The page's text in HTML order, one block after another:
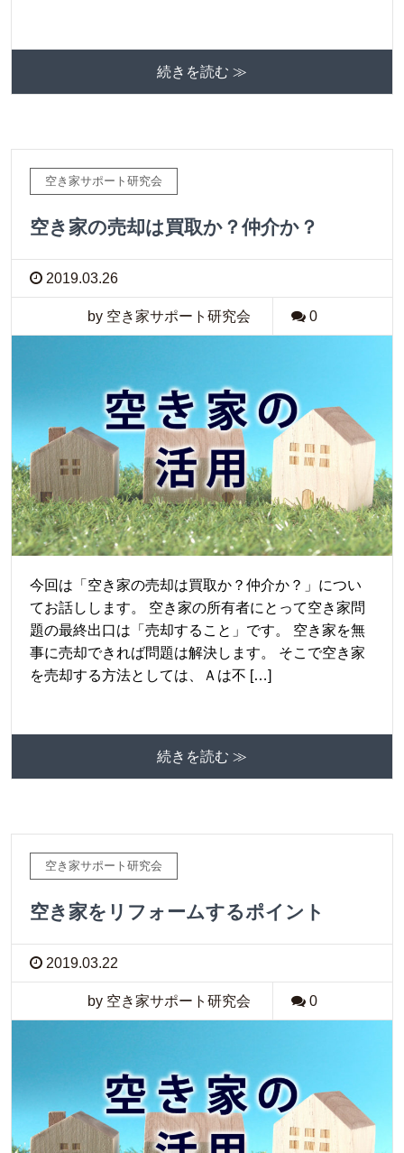
続きを読む ≫
空き家サポート研究会
空き家の売却は買取か？仲介か？
2019.03.26
by 空き家サポート研究会 0
今回は「空き家の売却は買取か？仲介か？」につい
てお話しします。 空き家の所有者にとって空き家問
題の最終出口は「売却すること」です。 空き家を無
事に売却できれば問題は解決します。 そこで空き家
を売却する方法としては、Ａは不 […]
続きを読む ≫
空き家サポート研究会
空き家をリフォームするポイント
2019.03.22
by 空き家サポート研究会 0